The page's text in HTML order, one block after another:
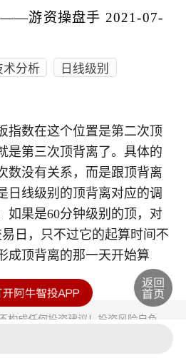
——游资操盘手 2021-07-
术分析
日线级别
指数在这个位置是第二次顶
是第三次顶背离了。具体的
数没有关系，而是跟顶背离
日线级别的顶背离对应的调
如果是60分钟级别的顶，对
日，只不过它的起算时间不
成顶背离的那一天开始算
成任何投资建议！投资风险自负。